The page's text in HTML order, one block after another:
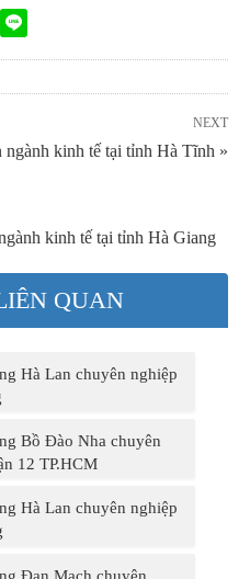
NEXT
kinh tế tại tỉnh Hà Tĩnh »
kinh tế tại tỉnh Hà Giang
QUAN
Hà Lan chuyên nghiệp
Bồ Đào Nha chuyên
12 TP.HCM
Hà Lan chuyên nghiệp
Đan Mạch chuyên